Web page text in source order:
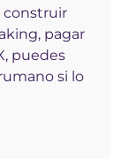
construir
pagar
puedes
si lo